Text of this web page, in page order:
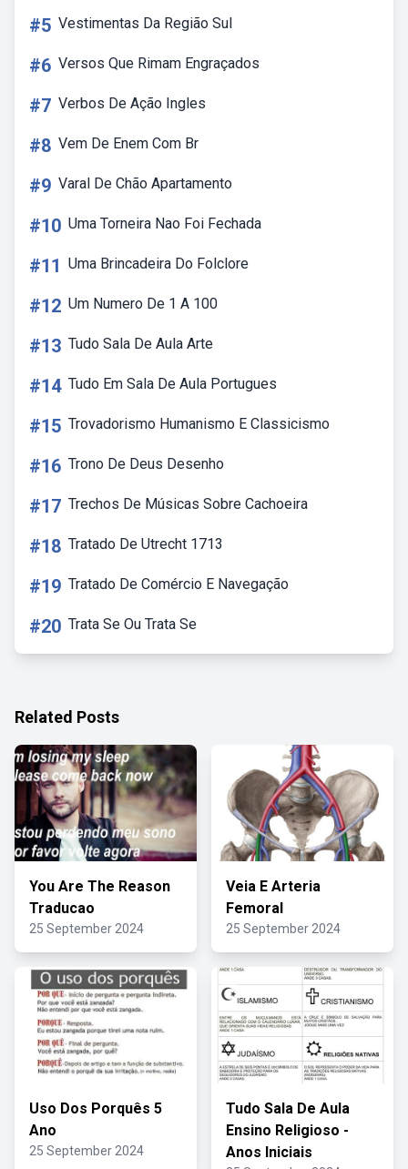
#5 Vestimentas Da Região Sul
#6 Versos Que Rimam Engraçados
#7 Verbos De Ação Ingles
#8 Vem De Enem Com Br
#9 Varal De Chão Apartamento
#10 Uma Torneira Nao Foi Fechada
#11 Uma Brincadeira Do Folclore
#12 Um Numero De 1 A 100
#13 Tudo Sala De Aula Arte
#14 Tudo Em Sala De Aula Portugues
#15 Trovadorismo Humanismo E Classicismo
#16 Trono De Deus Desenho
#17 Trechos De Músicas Sobre Cachoeira
#18 Tratado De Utrecht 1713
#19 Tratado De Comércio E Navegação
#20 Trata Se Ou Trata Se
Related Posts
You Are The Reason
Traducao
25 September 2024
Veia E Arteria
Femoral
25 September 2024
Uso Dos Porquês 5
Ano
25 September 2024
Tudo Sala De Aula
Ensino Religioso -
Anos Iniciais